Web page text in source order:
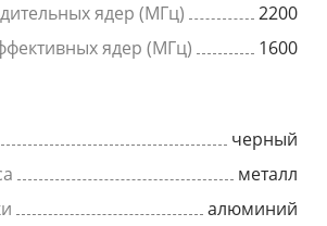
ядер (МГц)
2200
ядер (МГц)
1600
черный
металл
алюминий